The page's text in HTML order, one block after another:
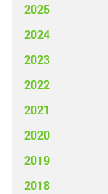
2025
2024
2023
2022
2021
2020
2019
2018